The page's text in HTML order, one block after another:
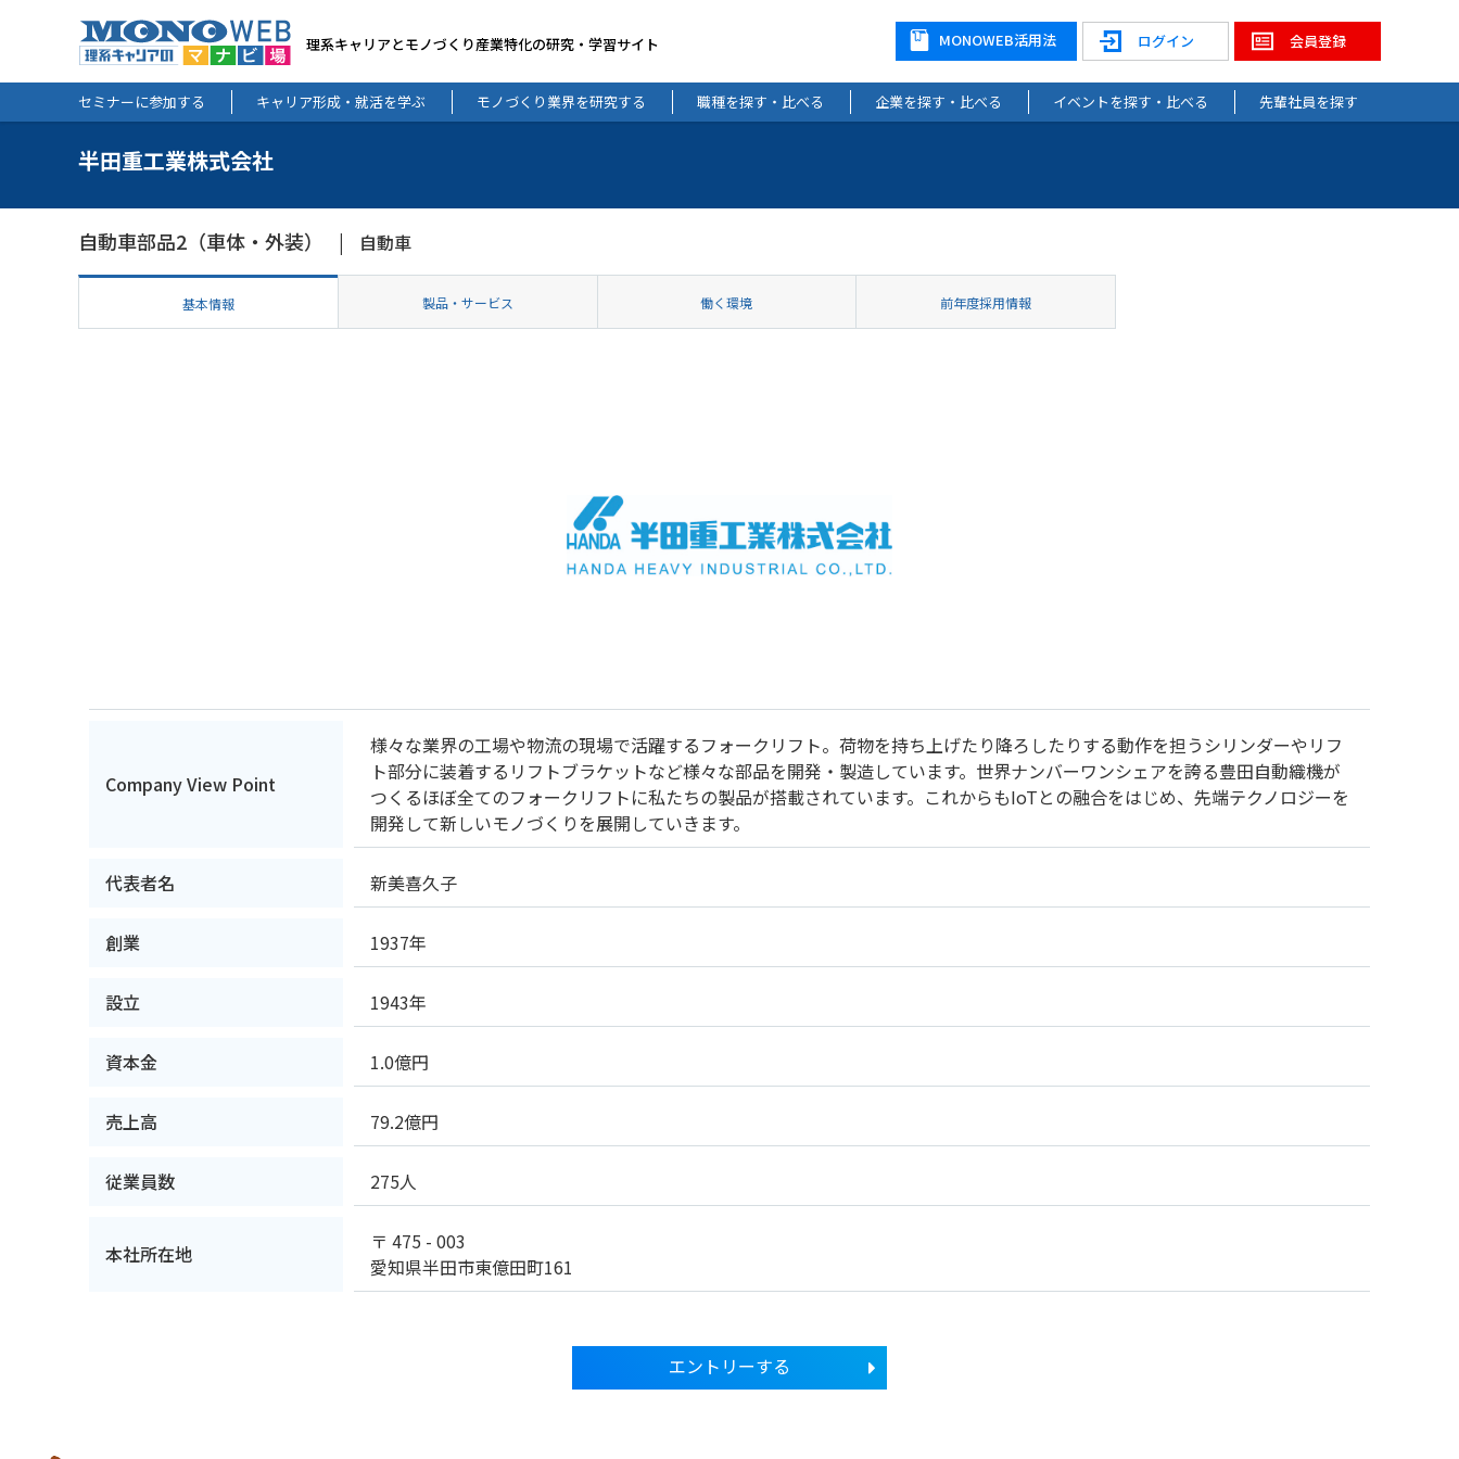
理系キャリアとモノづくり産業特化の研究・学習サイト 会員登録
ログイン
MONOWEB活用法
セミナーに参加する キャリア形成・就活を学ぶ モノづくり業界を研究する 職種を探す・比べる 企業を探す・比べる イベントを探す・比べる 先輩社員を探す
半田重工業株式会社
自動車部品2（車体・外装） 自動車
基本情報 製品・サービス 働く環境 前年度採用情報
Company View Point
様々な業界の工場や物流の現場で活躍するフォークリフト。荷物を持ち上げたり降ろしたりする動作を担うシリンダーやリフ
ト部分に装着するリフトブラケットなど様々な部品を開発・製造しています。世界ナンバーワンシェアを誇る豊田自動織機が
つくるほぼ全てのフォークリフトに私たちの製品が搭載されています。これからもIoTとの融合をはじめ、先端テクノロジーを
開発して新しいモノづくりを展開していきます。
代表者名 新美喜久子
創業 1937年
設立 1943年
資本金 1.0億円
売上高 79.2億円
従業員数 275人
本社所在地
〒 475 - 003
愛知県半田市東億田町161
エントリーする